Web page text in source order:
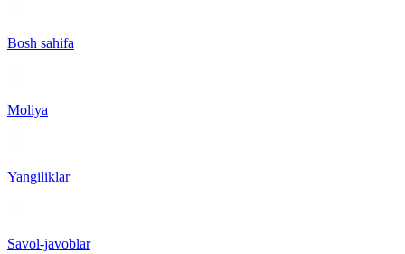
Bosh sahifa
Moliya
Yangiliklar
Savol-javoblar